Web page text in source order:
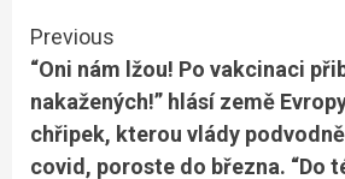
Continue
Reading
Previous
“Oni nám lžou! Po vakcinaci
nakažených!” hlásí země
chřipek, kterou vlády
covid, poroste do března. “Do